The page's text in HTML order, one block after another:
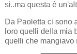
si..ma questa è
Da Paoletta ci sono
loro quelli della mia
quelli che mangiavo